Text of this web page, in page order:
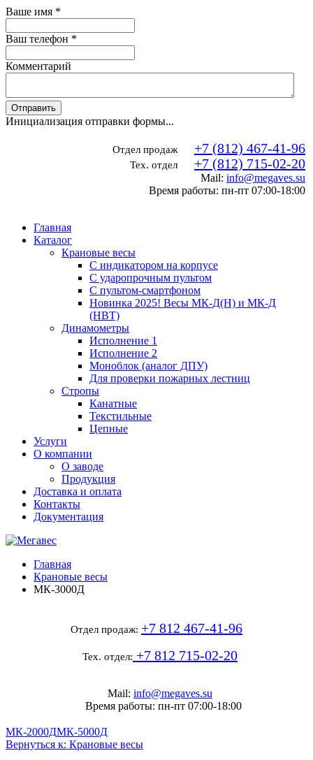
Ваше имя *
Ваш телефон *
Комментарий
Отправить
Инициализация отправки формы...
Отдел продаж +7 (812) 467-41-96
Тех. отдел +7 (812) 715-02-20
Mail: info@megaves.su
Время работы: пн-пт 07:00-18:00
Главная
Каталог
Крановые весы
С индикатором на корпусе
С ударопрочным пультом
С пультом-смартфоном
Новинка 2025! Весы МК-Д(Н) и МК-Д
(НВТ)
Динамометры
Исполнение 1
Исполнение 2
Моноблок (аналог ДПУ)
Для проверки пожарных лестниц
Стропы
Канатные
Текстильные
Цепные
Услуги
О компании
О заводе
Продукция
Доставка и оплата
Контакты
Документация
Главная
Крановые весы
МК-3000Д
Отдел продаж: +7 812 467-41-96
Тех. отдел: +7 812 715-02-20
Mail: info@megaves.su
Время работы: пн-пт 07:00-18:00
МК-2000ДМК-5000Д
Вернуться к: Крановые весы